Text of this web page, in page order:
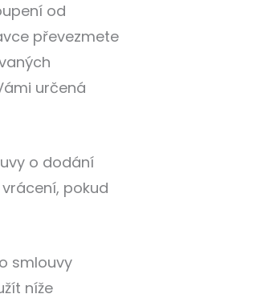
od
převezmete
určená
o dodání
pokud
smlouvy
níže